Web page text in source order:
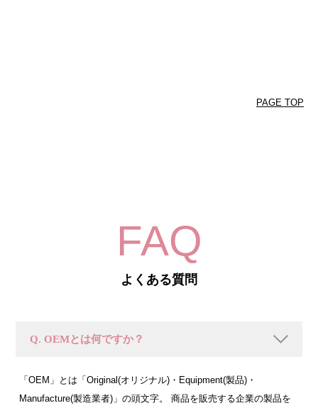
PAGE TOP
FAQ
よくある質問
Q. OEMとは何ですか？
「OEM」とは「Original(オリジナル)・Equipment(製品)・
Manufacture(製造業者)」の頭文字。 商品を販売する企業の製品を